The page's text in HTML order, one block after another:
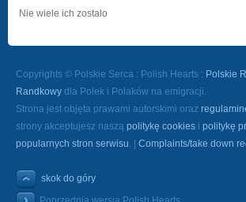
Nie wiele ich zostalo
Copyrights © Polskie Serca : Polish Hearts : Polskie
Randkowy dla Polek i Polaków na emigracji.
Strona jest objęta prawami autorskimi oraz
strony akceptujesz naszą politykę cookies i politykę
popularnych stron serwisu. | Complaints/take down
skok do góry